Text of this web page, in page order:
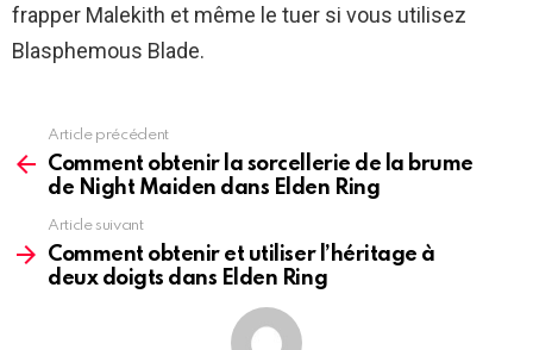
frapper Malekith et même le tuer si vous utilisez
Blasphemous Blade.
more
Article précédent
Comment obtenir la sorcellerie de la brume
de Night Maiden dans Elden Ring
Article suivant
Comment obtenir et utiliser l’héritage à
deux doigts dans Elden Ring